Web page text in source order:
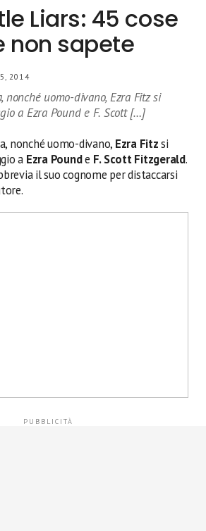
Liars: 45 cose
non sapete
2014
nonché uomo-divano, Ezra Fitz si
a Ezra Pound e F. Scott […]
nonché uomo-divano, Ezra Fitzsi
a Ezra Pounde F. Scott Fitzgerald.
il suo cognome per distaccarsi